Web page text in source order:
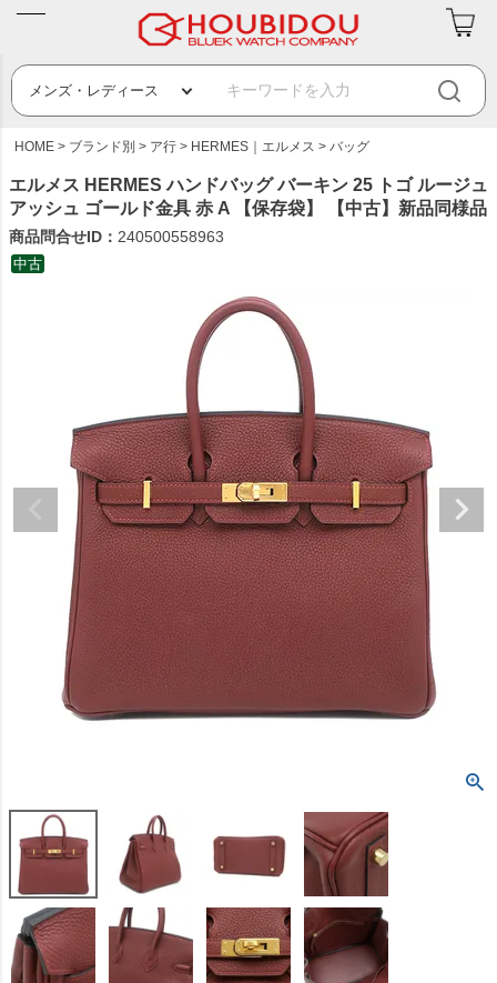
HOME ブランド別 ア行 HERMES｜エルメス バッグ
エルメス HERMES ハンドバッグ バーキン 25 トゴ ルージュ
アッシュ ゴールド金具 赤 A 【保存袋】 【中古】新品同様品
商品問合せID： 240500558963
中古